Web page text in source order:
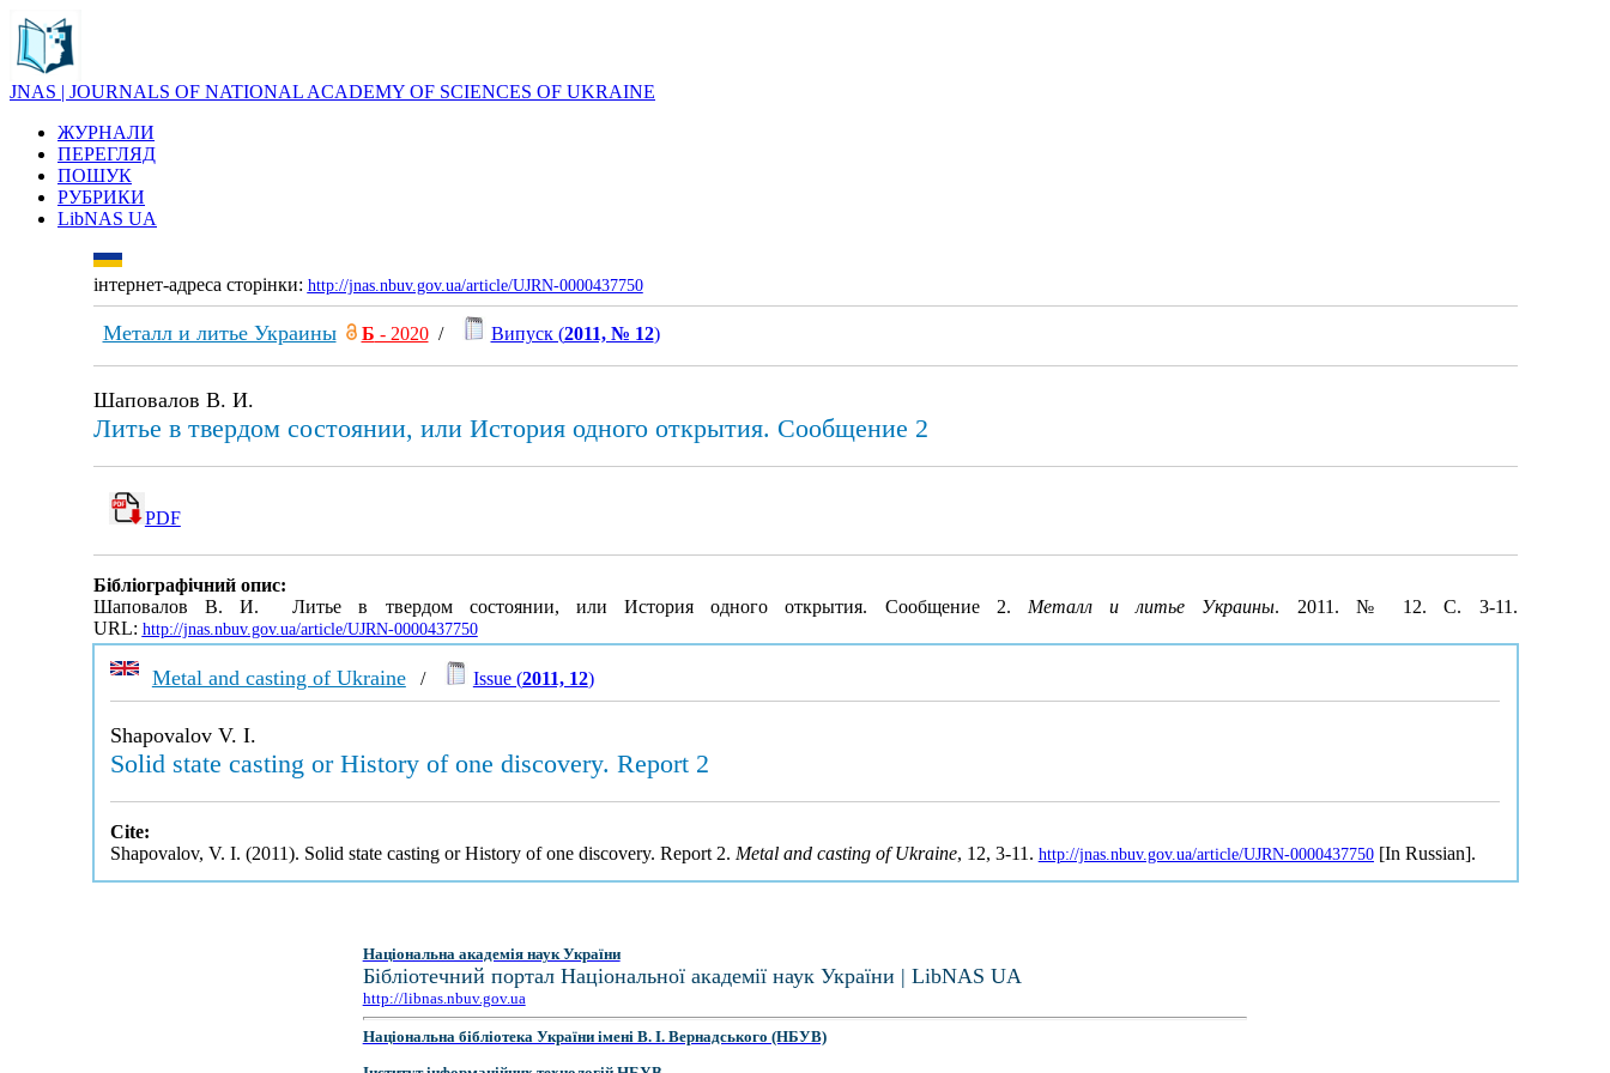
JNAS | JOURNALS OF NATIONAL ACADEMY OF SCIENCES OF UKRAINE
ЖУРНАЛИ
ПЕРЕГЛЯД
ПОШУК
РУБРИКИ
LibNAS UA
інтернет-адреса сторінки: http://jnas.nbuv.gov.ua/article/UJRN-0000437750
Металл и литье Украины Б - 2020/ Випуск (2011, № 12)
Шаповалов В. И.
Литье в твердом состоянии, или История одного открытия. Сообщение 2
PDF
Бібліографічний опис:
Шаповалов В. И. Литье в твердом состоянии, или История одного открытия. Сообщение 2. Металл и литье Украины. 2011. № 12. С. 3-11.
URL: http://jnas.nbuv.gov.ua/article/UJRN-0000437750
Metal and casting of Ukraine/ Issue (2011, 12)
Shapovalov V. I.
Solid state casting or History of one discovery. Report 2
Cite:
Shapovalov, V. I. (2011). Solid state casting or History of one discovery. Report 2. Metal and casting of Ukraine, 12, 3-11. http://jnas.nbuv.gov.ua/article/UJRN-0000437750[In Russian].
Національна академія наук України
Бібліотечний портал Національної академії наук України | LibNAS UA
http://libnas.nbuv.gov.ua
Національна бібліотека України імені В. І. Вернадського (НБУВ)